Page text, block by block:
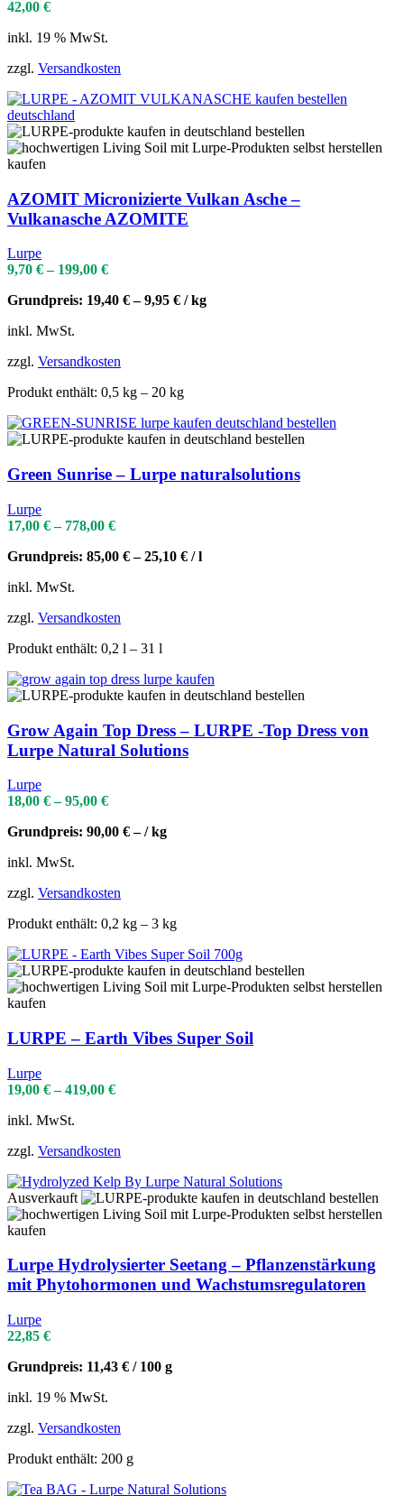
42,00 €
inkl. 19 % MwSt.
zzgl. Versandkosten
AZOMIT Micronizierte Vulkan Asche –
Vulkanasche AZOMITE
Lurpe
9,70 €– 199,00 €
Grundpreis: 19,40 €–9,95 € /kg
inkl. MwSt.
zzgl. Versandkosten
Produkt enthält: 0,5 kg – 20 kg
Green Sunrise – Lurpe naturalsolutions
Lurpe
17,00 €– 778,00 €
Grundpreis: 85,00 €–25,10 € /l
inkl. MwSt.
zzgl. Versandkosten
Produkt enthält: 0,2 l – 31 l
Grow Again Top Dress – LURPE -Top Dress von
Lurpe Natural Solutions
Lurpe
18,00 €–95,00 €
Grundpreis: 90,00 €– /kg
inkl. MwSt.
zzgl. Versandkosten
Produkt enthält: 0,2 kg – 3 kg
LURPE – Earth Vibes Super Soil
Lurpe
19,00 €–419,00 €
inkl. MwSt.
zzgl. Versandkosten
Ausverkauft
Lurpe Hydrolysierter Seetang – Pflanzenstärkung
mit Phytohormonen und Wachstumsregulatoren
Lurpe
22,85 €
Grundpreis: 11,43 € / 100 g
inkl. 19 % MwSt.
zzgl. Versandkosten
Produkt enthält: 200 g